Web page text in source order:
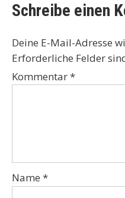
Schreibe einen
Deine E-Mail-Adresse
Erforderliche Felder
Kommentar*
Name *